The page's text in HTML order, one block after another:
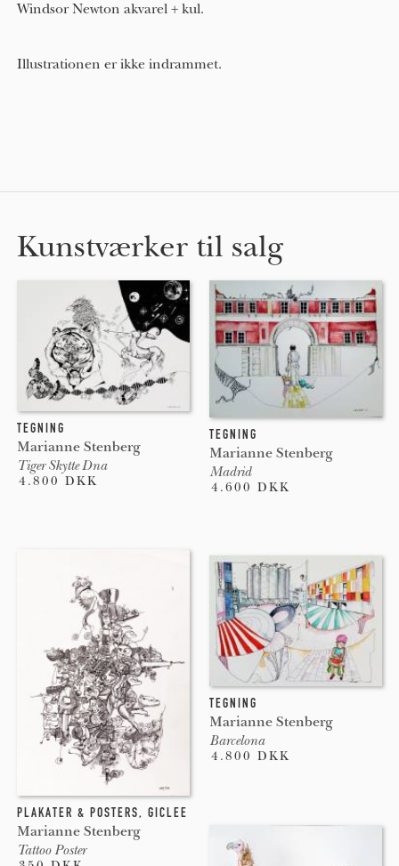
Windsor Newton akvarel + kul.
Illustrationen er ikke indrammet.
Kunstværker til salg
TEGNING
Marianne Stenberg
Tiger Skytte Dna
4.800 DKK
TEGNING
Marianne Stenberg
Madrid
4.600 DKK
PLAKATER & POSTERS, GICLEE
Marianne Stenberg
Tattoo Poster
TEGNING
Marianne Stenberg
Barcelona
4.800 DKK